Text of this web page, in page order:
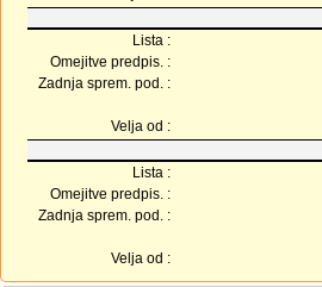
Lista :
Omejitve predpis. :
Zadnja sprem. pod. :
Velja od :
Lista :
Omejitve predpis. :
Zadnja sprem. pod. :
Velja od :